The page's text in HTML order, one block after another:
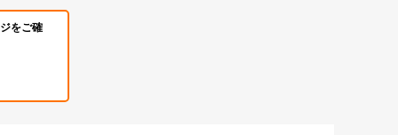
をご確